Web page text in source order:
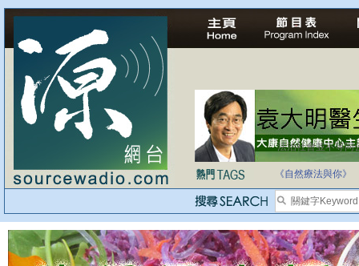
法治社會並不等同
自家教育合法化-
《自然療法與你》